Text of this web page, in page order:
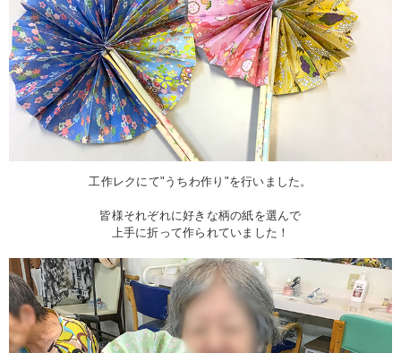
工作レクにて"うちわ作り"を行いました。
皆様それぞれに好きな柄の紙を選んで
上手に折って作られていました！